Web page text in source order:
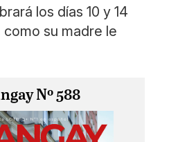
los días 10 y 14
su madre le
Nº 588